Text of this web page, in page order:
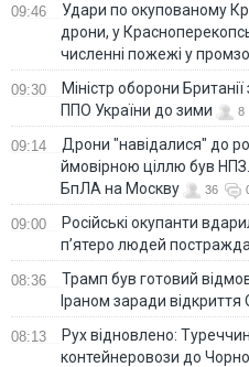
09:46
Удари по окупованому
дрони, у
численні пожежі у
09:30
Міністр оборони
ППО України до зими
8
09:14
Дрони "навідалися" до
ймовірною ціллю був
БпЛА на Москву
36
09:00
Російські окупанти
п’ятеро людей
08:36
Трамп був готовий
Іраном заради
08:13
Рух відновлено:
контейнеровози до